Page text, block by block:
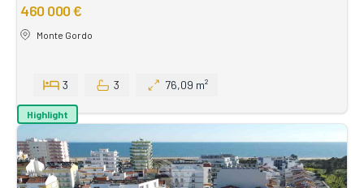
460 000 €
Monte Gordo
3 3 76,09 m²
Highlight